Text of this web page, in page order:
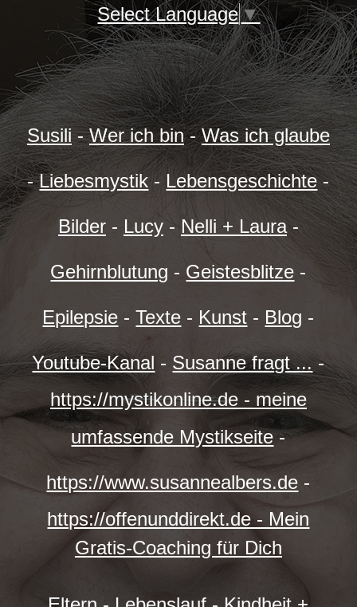
Select Language▼
Susili-Wer ich bin-Was ich glaube
-Liebesmystik - Lebensgeschichte-
Bilder- Lucy- Nelli + Laura-
Gehirnblutung - Geistesblitze -
Epilepsie -Texte - Kunst - Blog -
Youtube-Kanal - Susanne fragt ... -
https://mystikonline.de - meine
umfassende Mystikseite-
https://www.susannealbers.de -
https://offenunddirekt.de - Mein
Gratis-Coaching für Dich